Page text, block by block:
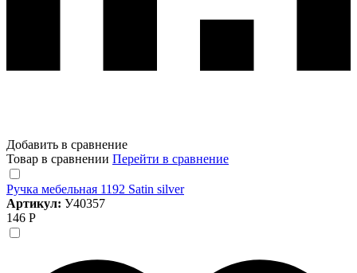
Добавить в сравнение
Товар в сравнении Перейти в сравнение
Ручка мебельная 1192 Satin silver
Артикул: У40357
146 Р